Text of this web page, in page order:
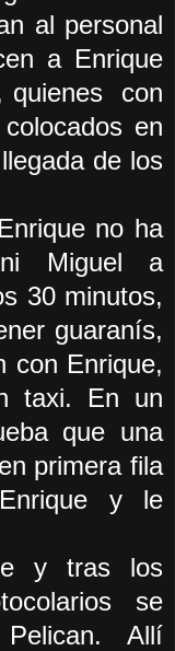
al personal
a Enrique
quienes con
en
de los
no ha
Miguel a
30 minutos,
guaranís,
con Enrique,
taxi. En un
que una
primera fila
y le
y tras los
se
Allí